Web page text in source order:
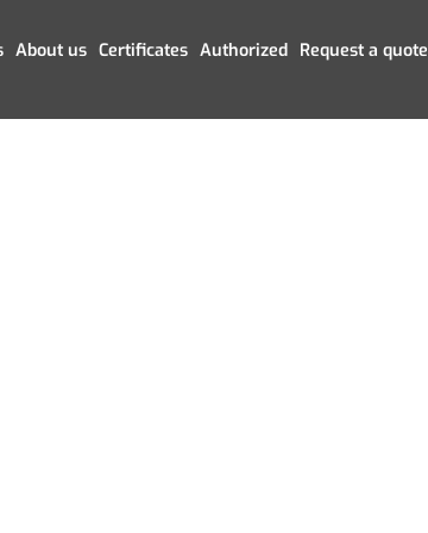
About us Certificates Authorized Request a quote